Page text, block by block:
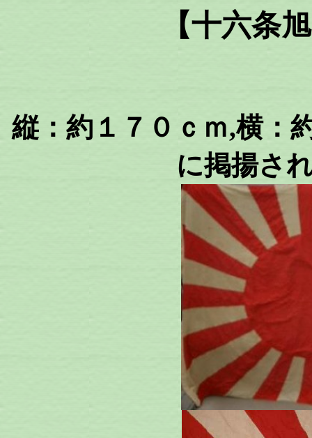
【十六条
縦：約１７０ｃｍ,横：
に掲揚さ